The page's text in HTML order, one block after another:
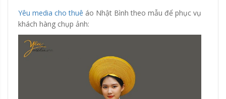
Yêu media cho thuê áo Nhật Bình theo mẫu để phục vụ
khách hàng chụp ảnh: